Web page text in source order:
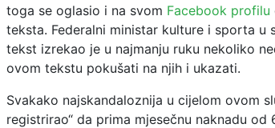
toga se oglasio i na svom Facebook profilu
teksta. Federalni ministar kulture i sporta u
tekst izrekao je u najmanju ruku nekoliko
ovom tekstu pokušati na njih i ukazati.
Svakako najskandaloznija u cijelom ovom
registrirao“ da prima mjesečnu naknadu